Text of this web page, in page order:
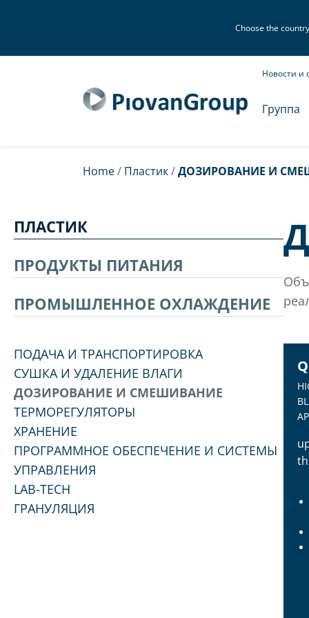
Choose the
Новости и
Группа
Home/ Пластик/ДОЗИРОВАНИЕ И
ПЛАСТИК
ПРОДУКТЫ ПИТАНИЯ
ПРОМЫШЛЕННОЕ ОХЛАЖДЕНИЕ
ПОДАЧА И ТРАНСПОРТИРОВКА
СУШКА И УДАЛЕНИЕ ВЛАГИ
ДОЗИРОВАНИЕ И СМЕШИВАНИЕ
ТЕРМОРЕГУЛЯТОРЫ
ХРАНЕНИЕ
ПРОГРАММНОЕ ОБЕСПЕЧЕНИЕ И СИСТЕМЫ
УПРАВЛЕНИЯ
LAB-TECH
ГРАНУЛЯЦИЯ